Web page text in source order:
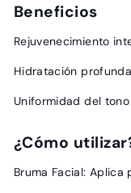
Beneficios
Rejuvenecimiento
Hidratación
Uniformidad del
¿Cómo
Bruma Facial: